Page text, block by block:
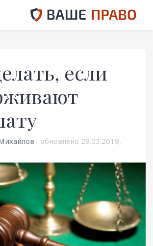
если
обновлено 29.03.2019,